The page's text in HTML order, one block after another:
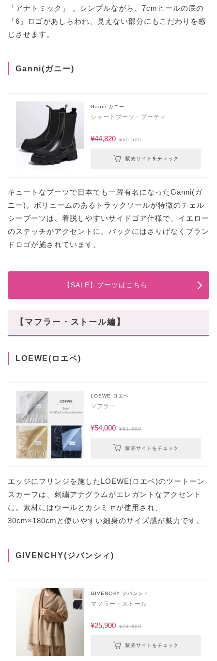
「アナトミック」 。シンプルながら、7cmヒールの底の
「6」ロゴがあしらわれ、見えない部分にもこだわりを感
じさせます。
Ganni(ガニー)
Ganni ガニー
ショートブーツ・ブーティ
¥44,820 ¥60,500
販売サイトをチェック
キュートなブーツで日本でも一躍有名になったGanni(ガ
ニー)。ボリュームのあるトラックソールが特徴のチェル
シーブーツは、着脱しやすいサイドゴア仕様で、イエロー
のステッチがアクセントに。バックにはさりげなくブラン
ドロゴが施されています。
【SALE】ブーツはこちら
【マフラー・ストール編】
LOEWE(ロエベ)
LOEWE ロエベ
マフラー
¥54,000 ¥61,600
販売サイトをチェック
エッジにフリンジを施したLOEWE(ロエベ)のツートーン
スカーフは、刺繍アナグラムがエレガントなアクセント
に。素材にはウールとカシミヤが使用され、
30cm×180cmと使いやすい細身のサイズ感が魅力です。
GIVENCHY(ジバンシィ)
GIVENCHY ジバンシィ
マフラー・ストール
¥25,900 ¥74,800
販売サイトをチェック